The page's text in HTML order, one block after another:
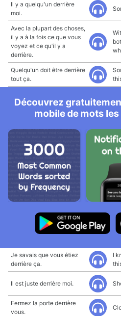
Il y a quelqu'un derrière
moi.
Avec la plupart des choses,
il y a à la fois ce que vous
voyez et ce qu'il y a
derrière.
Quelqu'un doit être derrière
tout ça.
Découvrez
mobile de mots
Je savais que vous étiez
derrière ça.
I
Il est juste derrière moi.
Fermez la porte derrière
vous.